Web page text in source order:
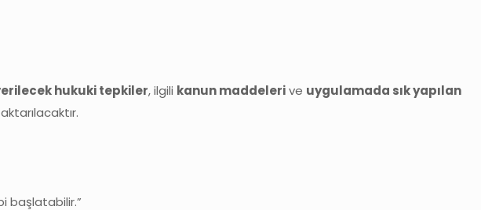
hukuki tepkiler, ilgili kanun maddelerive uygulamada sık yapılan
başlatabilir.”